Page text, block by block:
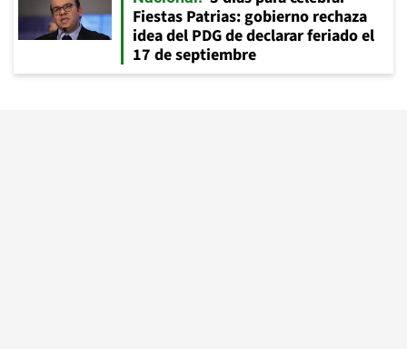
Fiestas Patrias: gobierno rechaza
idea del PDG de declarar feriado el
17 de septiembre